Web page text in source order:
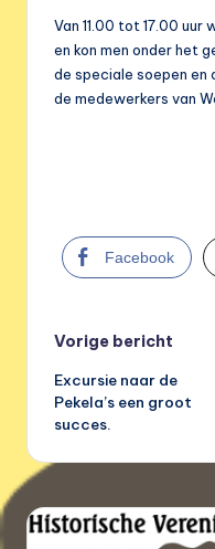
Van 11.00 tot 17.00
en kon men onder het
de speciale soepen en
de medewerkers van
Facebook
Bericht
navigatie
Vorige bericht
Excursie naar de
Pekela’s een groot
succes.